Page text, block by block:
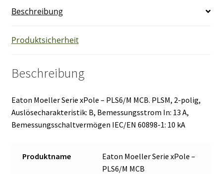
Beschreibung
Produktsicherheit
Beschreibung
Eaton Moeller Serie xPole – PLS6/M MCB. PLSM, 2-polig,
Auslösecharakteristik: B, Bemessungsstrom In: 13 A,
Bemessungsschaltvermögen IEC/EN 60898-1: 10 kA
Produktname
Eaton Moeller Serie xPole –
PLS6/M MCB